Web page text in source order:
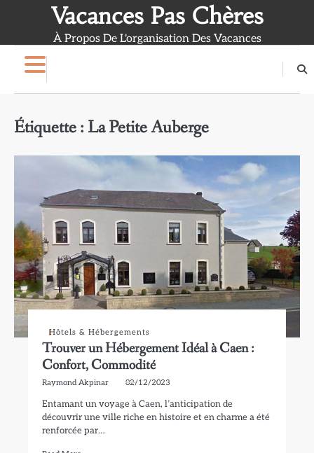
Vacances Pas Chères
À Propos De L'organisation Des Vacances
Étiquette : La Petite Auberge
Hôtels & Hébergements
Trouver un Hébergement Idéal à Caen :
Confort, Commodité
Raymond Akpinar 02/12/2023
Entamant un voyage à Caen, l’anticipation de
découvrir une ville riche en histoire et en charme a été
renforcée par…